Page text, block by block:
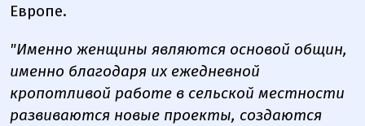
Европе.
"Именно женщины являются основой общин,
именно благодаря их ежедневной
кропотливой работе в сельской местности
развиваются новые проекты, создаются